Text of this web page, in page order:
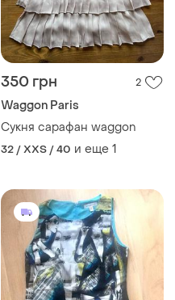
350 грн 2
Waggon Paris
Сукня сарафан waggon
32 / XXS / 40 и еще 1